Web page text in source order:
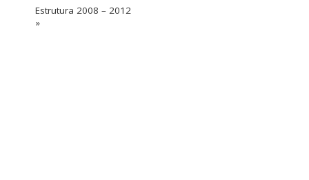
Estrutura 2008 – 2012
»